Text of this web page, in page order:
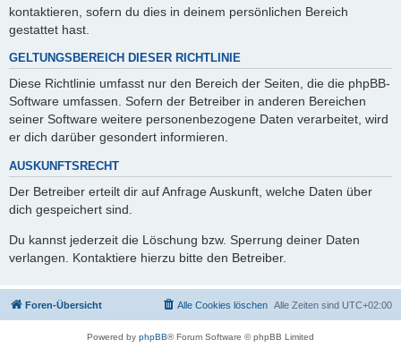
kontaktieren, sofern du dies in deinem persönlichen Bereich
gestattet hast.
GELTUNGSBEREICH DIESER RICHTLINIE
Diese Richtlinie umfasst nur den Bereich der Seiten, die die phpBB-
Software umfassen. Sofern der Betreiber in anderen Bereichen
seiner Software weitere personenbezogene Daten verarbeitet, wird
er dich darüber gesondert informieren.
AUSKUNFTSRECHT
Der Betreiber erteilt dir auf Anfrage Auskunft, welche Daten über
dich gespeichert sind.
Du kannst jederzeit die Löschung bzw. Sperrung deiner Daten
verlangen. Kontaktiere hierzu bitte den Betreiber.
Foren-Übersicht Alle Zeiten sind UTC+02:00
Alle Cookies löschen
Powered by phpBB® Forum Software © phpBB Limited